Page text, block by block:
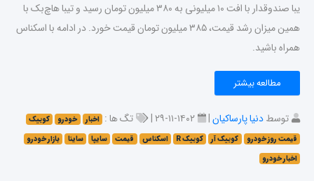
یبا صندوقدار با افت ۱۰ میلیونی به ۳۸۰ میلیون تومان رسید و تیبا هاچ‌بک با
همین میزان رشد قیمت، ۳۸۵ میلیون تومان قیمت خورد. در ادامه با اسکناس
همراه باشید.
مطالعه بیشتر
توسطدنیا پارساکیان| ۱۴۰۲-۱۱-۲۹ | تگ ها : اخبار خودرو
کوییک
قیمت روز خودرو
کوییک آر کوییک R اسکناس قیمت سایپا ساینا
بازار خودرو
اخبار خودرو